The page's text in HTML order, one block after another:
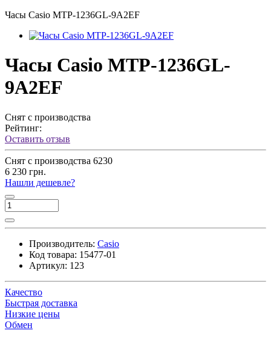
Часы Casio MTP-1236GL-9A2EF
Часы Casio MTP-1236GL-
9A2EF
Снят с производства
Рейтинг:
Оставить отзыв
Снят с производства 6230
6 230 грн.
Нашли дешевле?
Производитель: Casio
Код товара: 15477-01
Артикул: 123
Качество
Быстрая доставка
Низкие цены
Обмен